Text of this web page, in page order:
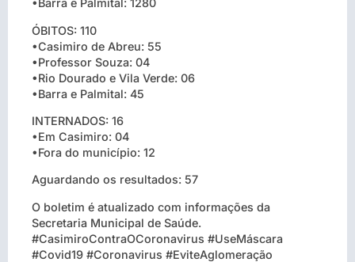
•Barra e Palmital: 1280
ÓBITOS: 110
•Casimiro de Abreu: 55
•Professor Souza: 04
•Rio Dourado e Vila Verde: 06
•Barra e Palmital: 45
INTERNADOS: 16
•Em Casimiro: 04
•Fora do município: 12
Aguardando os resultados: 57
O boletim é atualizado com informações da
Secretaria Municipal de Saúde.
#CasimiroContraOCoronavirus #UseMáscara
#Covid19 #Coronavirus #EviteAglomeração